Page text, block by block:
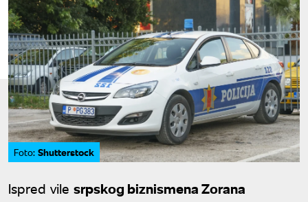
Foto: Shutterstock
Ispred vile srpskog biznismena Zorana